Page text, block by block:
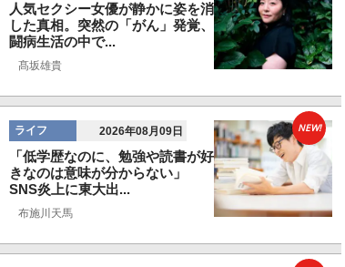
人気セクシー女優が静かに姿を消
した真相。突然の「がん」発覚、
闘病生活の中で...
髙坂雄貴
ライフ 2026年08月09日
「低学歴なのに、勉強や読書が好
きなのは意味が分からない」
SNS炎上に東大出...
布施川天馬
NEW!